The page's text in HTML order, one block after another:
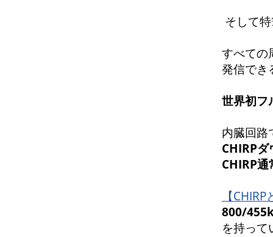
そして
すべての
発信でき
世界初フ
内臓回路
CHIRP
CHIRP
【
800/
を持って